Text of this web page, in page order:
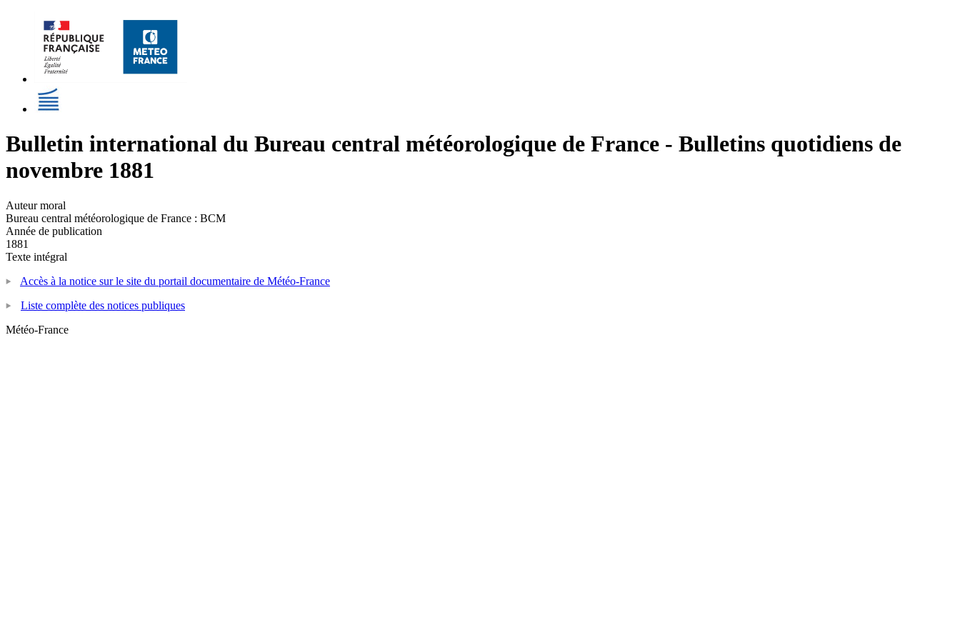
Bulletin international du Bureau central météorologique de France - Bulletins quotidiens de
novembre 1881
Auteur moral
Bureau central météorologique de France : BCM
Année de publication
1881
Texte intégral
Accès à la notice sur le site du portail documentaire de Météo-France
Liste complète des notices publiques
Météo-France